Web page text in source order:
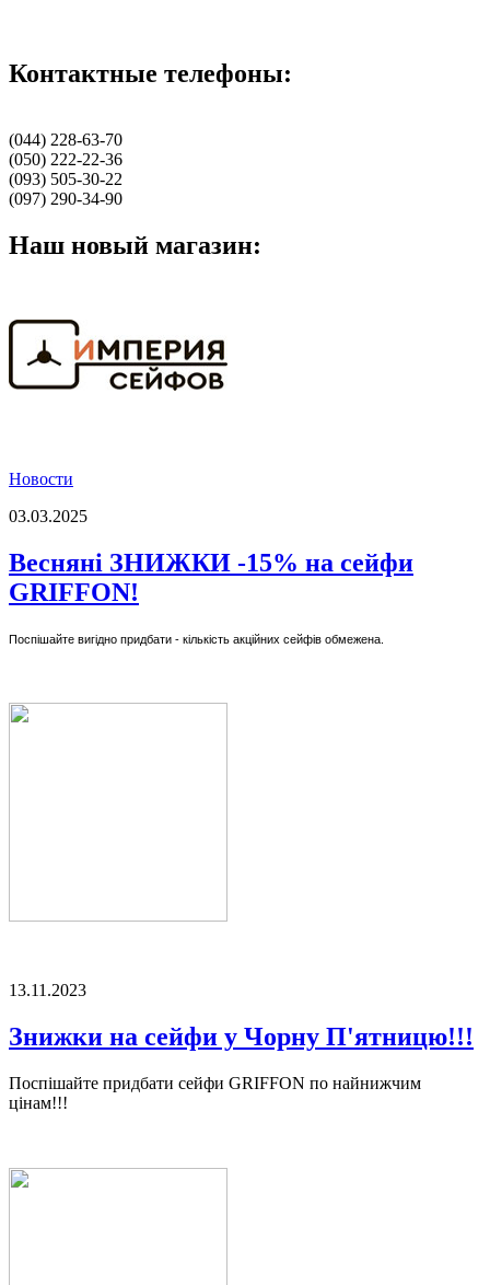
Контактные телефоны:
(044) 228-63-70
(050) 222-22-36
(093) 505-30-22
(097) 290-34-90
Наш новый магазин:
Новости
03.03.2025
Весняні ЗНИЖКИ -15% на сейфи
GRIFFON!
Поспішайте вигідно придбати - кількість акційних сейфів обмежена.
13.11.2023
Знижки на сейфи у Чорну П'ятницю!!!
Поспішайте придбати сейфи GRIFFON по найнижчим
цінам!!!